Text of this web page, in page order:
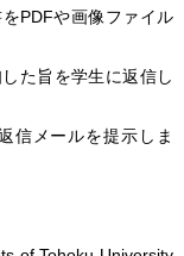
PDFや画像ファイル
た旨を学生に返信し
信メールを提示しま